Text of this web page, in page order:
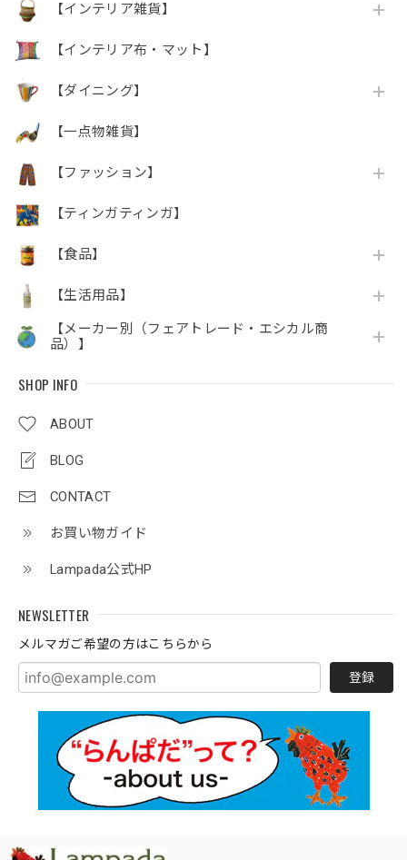
【インテリア雑貨】
【インテリア布・マット】
【ダイニング】
【一点物雑貨】
【ファッション】
【ティンガティンガ】
【食品】
【生活用品】
【メーカー別（フェアトレード・エシカル商
品）】
SHOP INFO
ABOUT
BLOG
CONTACT
お買い物ガイド
Lampada公式HP
NEWSLETTER
メルマガご希望の方はこちらから
登録